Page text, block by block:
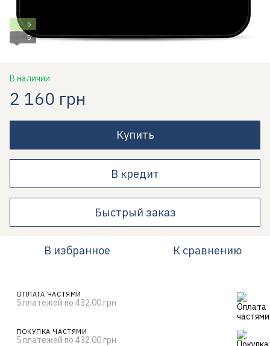
5
5
В наличии
2 160 грн
Купить
В кредит
Быстрый заказ
В избранное К сравнению
ОПЛАТА ЧАСТЯМИ
5 платежей по 432.00 грн
ПОКУПКА ЧАСТЯМИ
5 платежей по 432.00 грн